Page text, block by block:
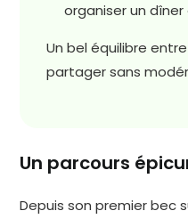
organiser un
Un bel équilibre
partager sans
Un parcours
Depuis son premier bec